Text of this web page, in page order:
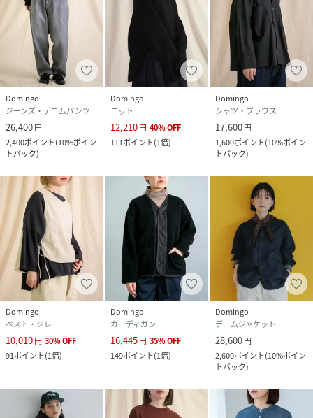
Domingo
ジーンズ・デニムパンツ
26,400円
2,400ポイント(10%ポイン
トバック)
Domingo
ニット
12,210円 40%OFF
111ポイント(1倍)
Domingo
シャツ・ブラウス
17,600円
1,600ポイント(10%ポイン
トバック)
Domingo
ベスト・ジレ
10,010円 30%OFF
91ポイント(1倍)
Domingo
カーディガン
16,445円 35%OFF
149ポイント(1倍)
Domingo
デニムジャケット
28,600円
2,600ポイント(10%ポイン
トバック)